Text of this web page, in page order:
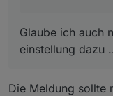
Glaube ich auch
einstellung dazu ..
Die Meldung sollte